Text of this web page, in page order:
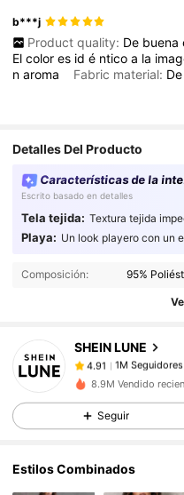
b***j
Product quality: De buena
Elcolores idé nticoa la
naroma Fabric material: De
Detalles Del Producto
Características de la
Escrito basado en detalles
Tela tejida: Textura tejida
Playa: Un look playero con un
Composición: 95%
SHEIN LUNE
4.91 1M Seguidores
1M Seguidores
4.91
1M Seguidores
e***4seguido
4.91
1M Seguidores
4.91 1M Seguidores
4.91 1M Seguidores
8.9M Vendido
Seguir
Estilos Combinados